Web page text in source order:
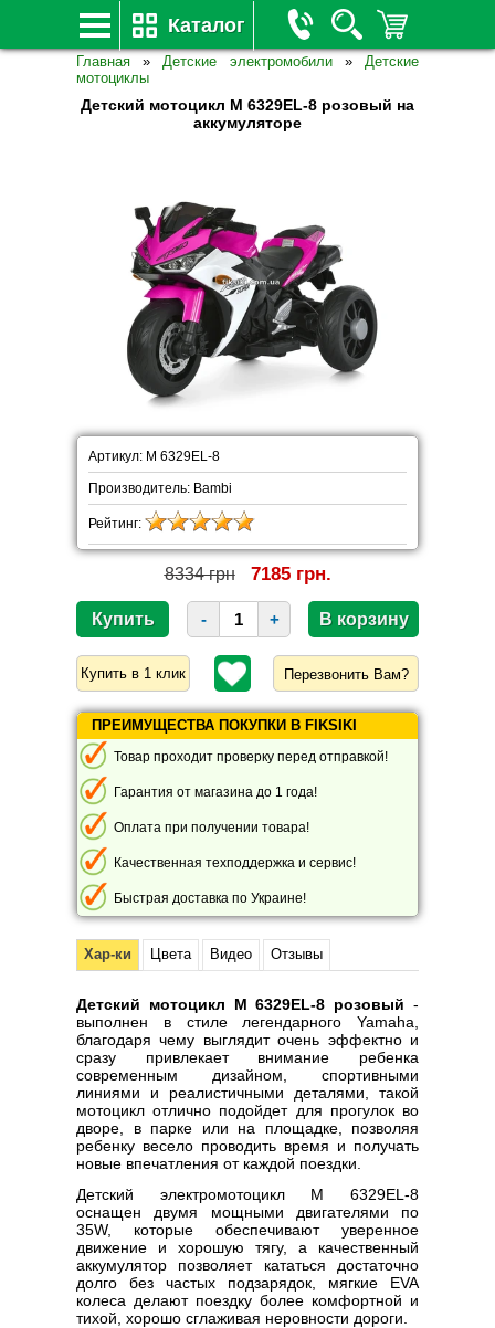
Каталог
Главная »Детские электромобили »Детские
мотоциклы
Детский мотоцикл M 6329EL-8 розовый на
аккумуляторе
Артикул: M 6329EL-8
Производитель: Bambi
Рейтинг:
8334 грн 7185 грн.
- +
Перезвонить Вам?
ПРЕИМУЩЕСТВА ПОКУПКИ В FIKSIKI
Товар проходит проверку перед отправкой!
Гарантия от магазина до 1 года!
Оплата при получении товара!
Качественная техподдержка и сервис!
Быстрая доставка по Украине!
Хар-ки Цвета Видео Отзывы
Детский мотоцикл M 6329EL-8 розовый -
выполнен в стиле легендарного Yamaha,
благодаря чему выглядит очень эффектно и
сразу привлекает внимание ребенка
современным дизайном, спортивными
линиями и реалистичными деталями, такой
мотоцикл отлично подойдет для прогулок во
дворе, в парке или на площадке, позволяя
ребенку весело проводить время и получать
новые впечатления от каждой поездки.
Детский электромотоцикл M 6329EL-8
оснащен двумя мощными двигателями по
35W, которые обеспечивают уверенное
движение и хорошую тягу, а качественный
аккумулятор позволяет кататься достаточно
долго без частых подзарядок, мягкие EVA
колеса делают поездку более комфортной и
тихой, хорошо сглаживая неровности дороги.